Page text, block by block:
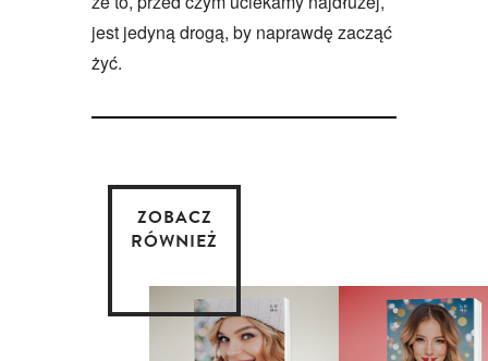
jest jedyną drogą, by naprawdę zacząć
żyć.
ZOBACZ
RÓWNIEŻ